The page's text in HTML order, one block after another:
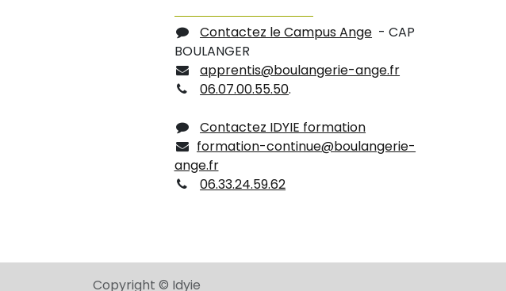
Contactez le Campus Ange - CAP
BOULANGER
apprentis@boulangerie-ange.fr
06.07.00.55.50.
Contactez IDYIE formation
formation-continue@boulangerie-
ange.fr
06.33.24.59.62
Copyright © Idyie